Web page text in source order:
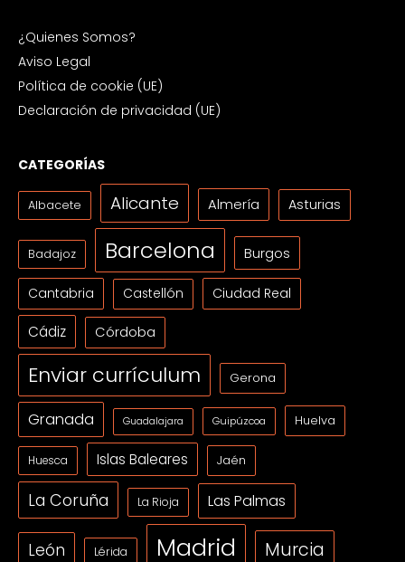
¿Quienes Somos?
Aviso Legal
Política de cookie (UE)
Declaración de privacidad (UE)
CATEGORÍAS
Albacete Alicante Almería Asturias
Badajoz Barcelona Burgos
Cantabria Castellón Ciudad Real
Cádiz Córdoba
Enviar currículum Gerona
Granada Guadalajara Guipúzcoa Huelva
Huesca Islas Baleares Jaén
La Coruña La Rioja Las Palmas
León Lérida Madrid Murcia